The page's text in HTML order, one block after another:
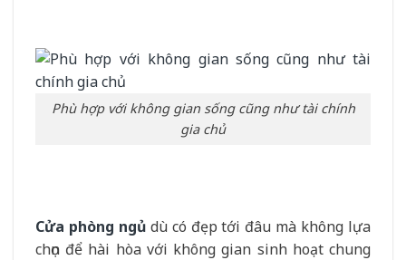
Phù hợp với không gian sống cũng như tài chính
gia chủ
Cửa phòng ngủdù có đẹp tới đâu mà không lựa
chọn để hài hòa với không gian sinh hoạt chung